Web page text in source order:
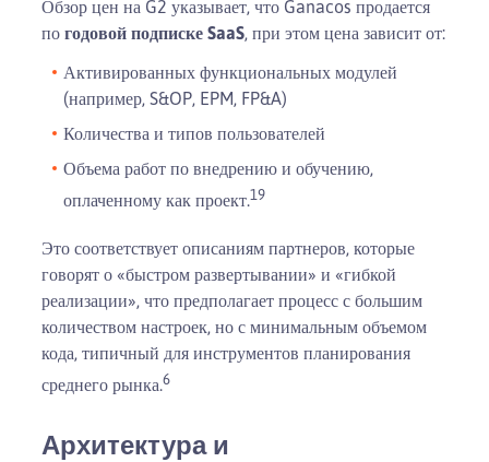
Обзор цен на G2 указывает, что Ganacos продается
по годовой подписке SaaS, при этом цена зависит от:
Активированных функциональных модулей
(например, S&OP, EPM, FP&A)
Количества и типов пользователей
Объема работ по внедрению и обучению,
оплаченному как проект.19
Это соответствует описаниям партнеров, которые
говорят о «быстром развертывании» и «гибкой
реализации», что предполагает процесс с большим
количеством настроек, но с минимальным объемом
кода, типичный для инструментов планирования
среднего рынка.6
Архитектура и